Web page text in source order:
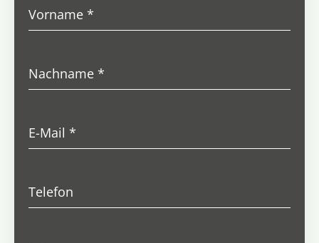
Vorname*
Nachname*
E-Mail*
Telefon